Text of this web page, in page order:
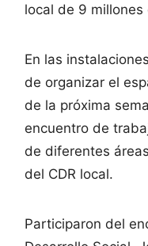
local de 9 millones
En las
de organizar el
de la próxima
encuentro de
de diferentes
del CDR local.
Participaron del